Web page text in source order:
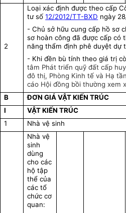
2
Loại xác định được theo cấp
tư số12/2012/TT-BXD ngày
- Chủ sở hữu cung cấp hồ sơ
sơ hoàn công đã được cấp có
năng thẩm định phê duyệt dự
- Khi đền bù tính theo giá trị
tâm Phát triển quỹ đất cấp
đô thị, Phòng Kinh tế và Hạ
cáo Hội đồng bồi thường xem
B
ĐƠN GIÁ VẬT KIẾN TRÚC
I
VẬT KIẾN TRÚC
1
Nhà vệ sinh
Nhà vệ
sinh
dùng
cho các
hộ tập
thể của
các tổ
chức cơ
quan: